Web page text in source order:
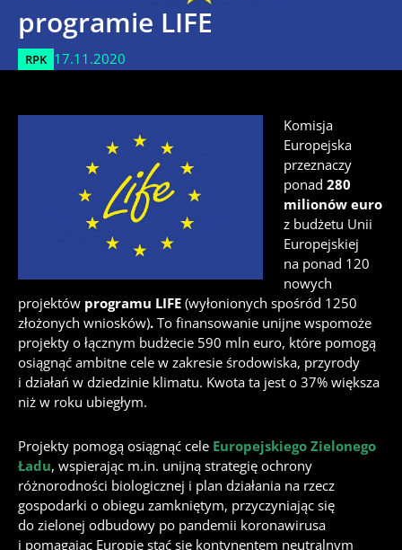
programie LIFE
RPK 17.11.2020
Komisja
Europejska
przeznaczy
ponad 280
milionów euro
z budżetu Unii
Europejskiej
na ponad 120
nowych
projektów programu LIFE (wyłonionych spośród 1250
złożonych wniosków). To finansowanie unijne wspomoże
projekty o łącznym budżecie 590 mln euro, które pomogą
osiągnąć ambitne cele w zakresie środowiska, przyrody
i działań w dziedzinie klimatu. Kwota ta jest o 37% większa
niż w roku ubiegłym.
Projekty pomogą osiągnąć cele Europejskiego Zielonego
Ładu, wspierając m.in. unijną strategię ochrony
różnorodności biologicznej i plan działania na rzecz
gospodarki o obiegu zamkniętym, przyczyniając się
do zielonej odbudowy po pandemii koronawirusa
i pomagając Europie stać się kontynentem neutralnym